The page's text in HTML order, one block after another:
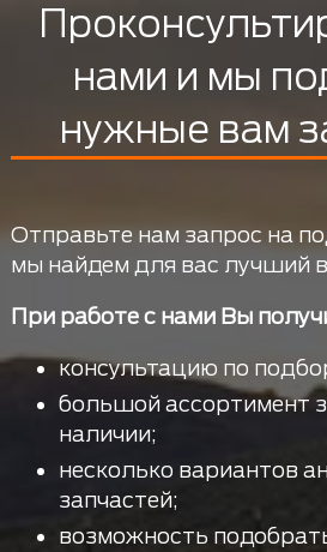
нами и мы
нужные вам
Отправьте нам запрос на
мы найдем для вас лучший
При работе с нами Вы
консультацию по
большой ассортимент
наличии;
несколько вариантов
запчастей;
возможность